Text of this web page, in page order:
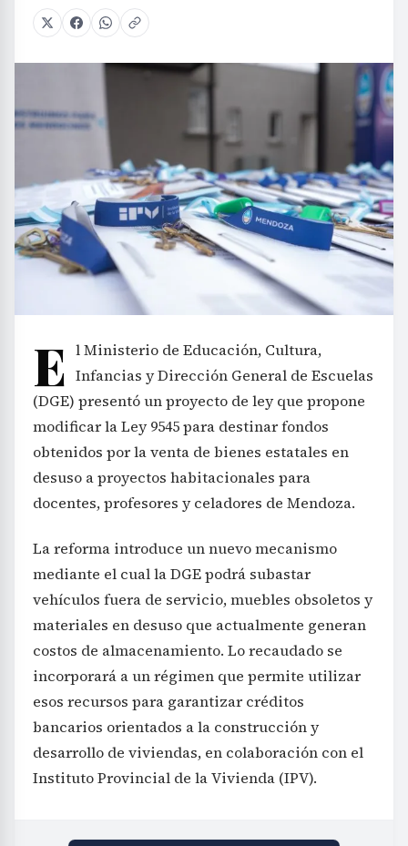
E l Ministerio de Educación, Cultura,
Infancias y Dirección General de Escuelas
(DGE) presentó un proyecto de ley que propone
modificar la Ley 9545 para destinar fondos
obtenidos por la venta de bienes estatales en
desuso a proyectos habitacionales para
docentes, profesores y celadores de Mendoza.
La reforma introduce un nuevo mecanismo
mediante el cual la DGE podrá subastar
vehículos fuera de servicio, muebles obsoletos y
materiales en desuso que actualmente generan
costos de almacenamiento. Lo recaudado se
incorporará a un régimen que permite utilizar
esos recursos para garantizar créditos
bancarios orientados a la construcción y
desarrollo de viviendas, en colaboración con el
Instituto Provincial de la Vivienda (IPV).